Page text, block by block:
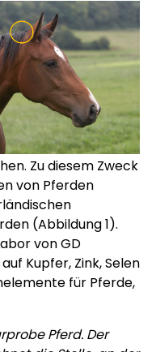
Zu diesem Zweck
von Pferden
(Abbildung 1).
von GD
Kupfer, Zink, Selen
für Pferde,
Pferd. Der